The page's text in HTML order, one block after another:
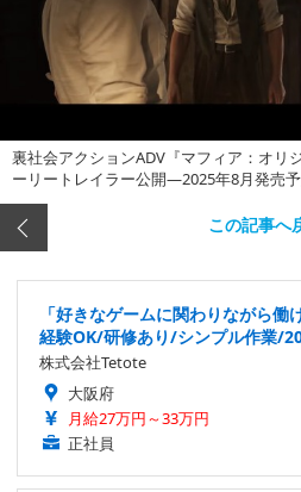
裏社会アクションADV『マフィア：オリ
ーリートレイラー公開―2025年8月発売予
この記事へ
「好きなゲームに関わりながら
経験OK/研修あり/シンプル作業/
株式会社Tetote
大阪府
月給27万円～33万円
正社員